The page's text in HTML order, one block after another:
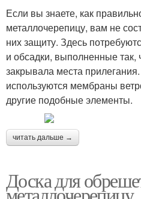
Если вы знаете, как
металлочерепицу, вам не
них защиту. Здесь
и обсадки, выполненные
закрывала места
используются мембраны
другие подобные элементы.
читать дальше →
Доска для